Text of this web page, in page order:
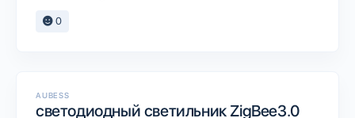
0
AUBESS
светодиодный светильник ZigBee3.0